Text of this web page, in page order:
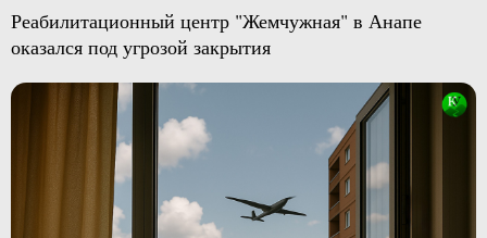
Реабилитационный центр "Жемчужная" в Анапе
оказался под угрозой закрытия